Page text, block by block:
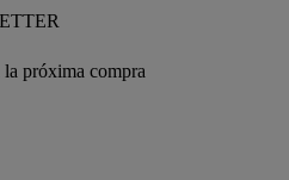
la próxima compra